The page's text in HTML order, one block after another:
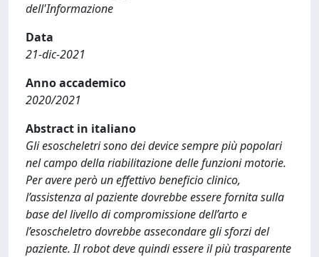
dell'Informazione
Data
21-dic-2021
Anno accademico
2020/2021
Abstract in italiano
Gli esoscheletri sono dei device sempre più popolari
nel campo della riabilitazione delle funzioni motorie.
Per avere però un effettivo beneficio clinico,
l’assistenza al paziente dovrebbe essere fornita sulla
base del livello di compromissione dell’arto e
l’esoscheletro dovrebbe assecondare gli sforzi del
paziente. Il robot deve quindi essere il più trasparente